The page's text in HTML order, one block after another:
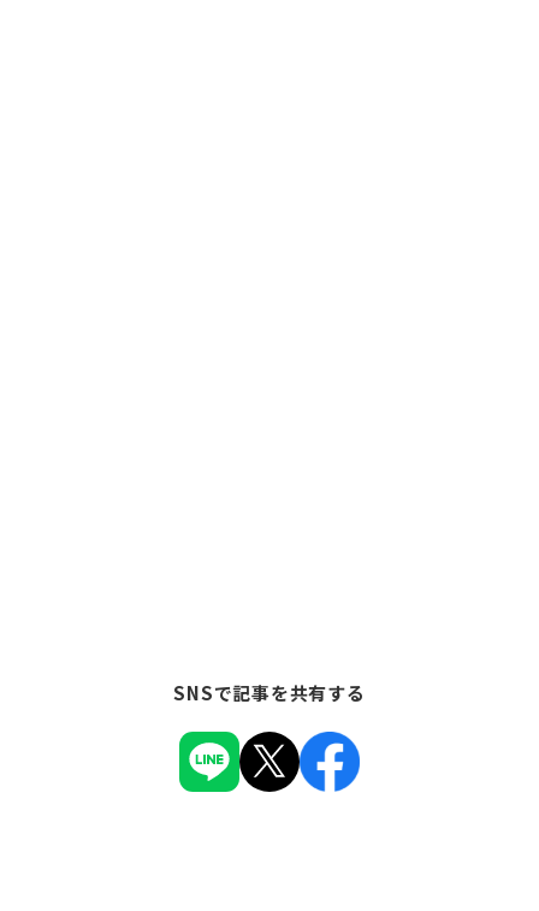
SNSで記事を共有する